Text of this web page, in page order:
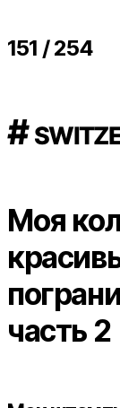
151 / 254
#
Моя
часть 2